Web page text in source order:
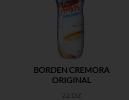
BORDEN CREMORA
ORIGINAL
22 OZ